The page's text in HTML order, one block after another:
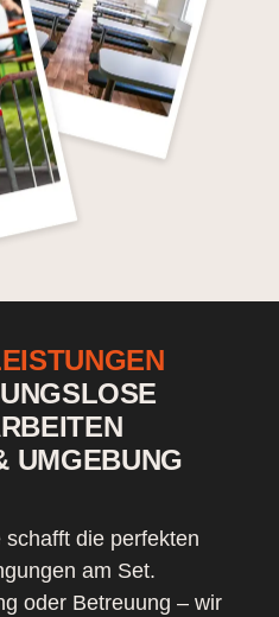
UMGEBUNG
die perfekten
am Set.
oder Betreuung – wir